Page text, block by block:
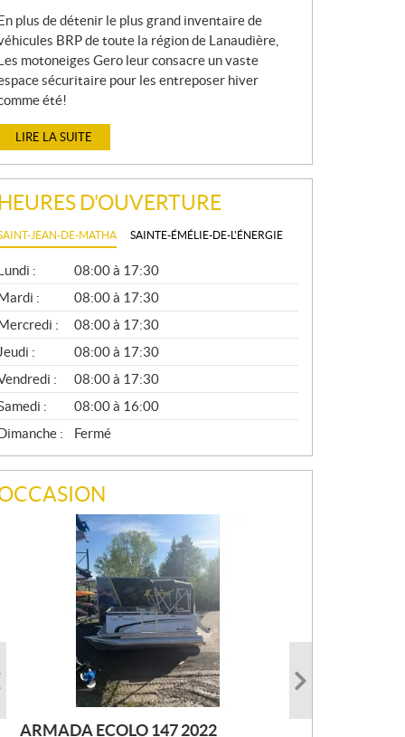
plus de détenir le plus grand inventaire de
BRP de toute la région de Lanaudière,
motoneiges Gero leur consacre un vaste
sécuritaire pour les entreposer hiver
été!
LIRE LA SUITE
HEURES D'OUVERTURE
JEAN-DE-MATHA SAINTE-ÉMÉLIE-DE-L'ÉNERGIE
:
08:00 à 17:30
:
08:00 à 17:30
:
08:00 à 17:30
Jeudi :
08:00 à 17:30
:
08:00 à 17:30
:
08:00 à 16:00
:
Fermé
ARMADA ECOLO 147 2022
PRINCECRAFT SUPER PRO 166
AUTRE FOURWIN 2001